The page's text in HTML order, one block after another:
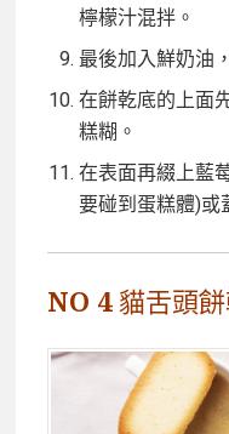
檸檬汁混拌。
最後加入鮮奶油
在餅乾底的上面
糕糊。
在表面再綴上藍
要碰到蛋糕體)或
NO 4 貓舌頭